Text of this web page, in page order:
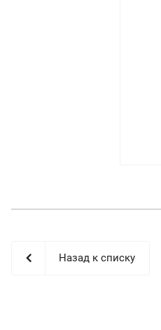
Назад к списку